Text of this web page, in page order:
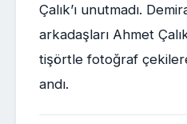
Çalık’ı unutmadı.
arkadaşları Ahmet
tişörtle fotoğraf
andı.